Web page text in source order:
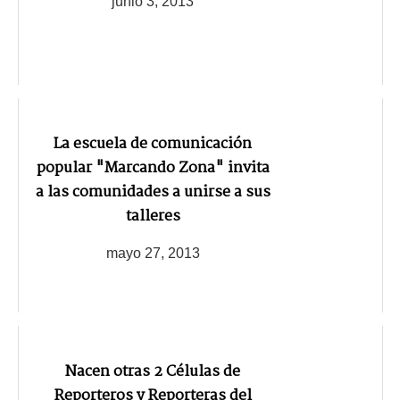
La escuela de comunicación
popular "Marcando Zona" invita
a las comunidades a unirse a sus
talleres
mayo 27, 2013
Nacen otras 2 Células de